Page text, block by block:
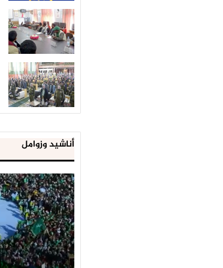
أناشيد وزوامل
العدو
الإسرائيلي
اعتقل
543
طفلا
فلسطينيا
خلال
يناير 31, 2021